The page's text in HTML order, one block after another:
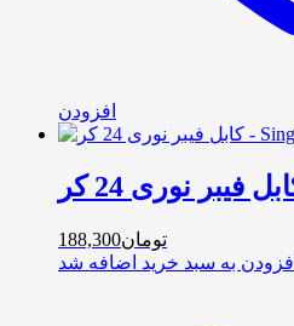
افزودن
تومان188,300
افزودن به سبد خرید اضافه شد